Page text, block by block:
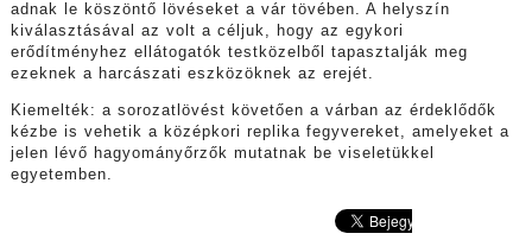
adnak le köszöntő lövéseket a vár tövében. A helyszín
kiválasztásával az volt a céljuk, hogy az egykori
erődítményhez ellátogatók testközelből tapasztalják meg
ezeknek a harcászati eszközöknek az erejét.
Kiemelték: a sorozatlövést követően a várban az érdeklődők
kézbe is vehetik a középkori replika fegyvereket, amelyeket a
jelen lévő hagyományőrzők mutatnak be viseletükkel
egyetemben.